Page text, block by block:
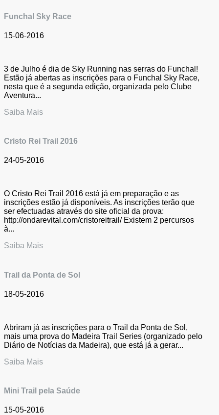
Funchal Sky Race
15-06-2016
3 de Julho é dia de Sky Running nas serras do Funchal!
Estão já abertas as inscrições para o Funchal Sky Race,
nesta que é a segunda edição, organizada pelo Clube
Aventura...
Saiba Mais
Cristo Rei Trail 2016
24-05-2016
O Cristo Rei Trail 2016 está já em preparação e as
inscrições estão já disponíveis. As inscrições terão que
ser efectuadas através do site oficial da prova:
http://ondarevital.com/cristoreitrail/ Existem 2 percursos
à...
Saiba Mais
Trail da Ponta de Sol
18-05-2016
Abriram já as inscrições para o Trail da Ponta de Sol,
mais uma prova do Madeira Trail Series (organizado pelo
Diário de Notícias da Madeira), que está já a gerar...
Saiba Mais
Mini Trail pela Saúde
15-05-2016